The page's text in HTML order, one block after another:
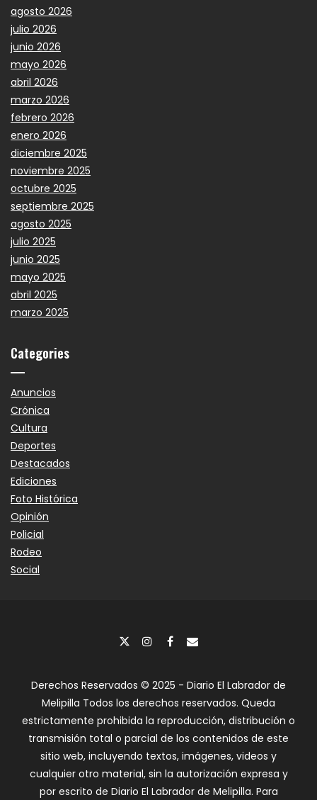
agosto 2026
julio 2026
junio 2026
mayo 2026
abril 2026
marzo 2026
febrero 2026
enero 2026
diciembre 2025
noviembre 2025
octubre 2025
septiembre 2025
agosto 2025
julio 2025
junio 2025
mayo 2025
abril 2025
marzo 2025
Categories
Anuncios
Crónica
Cultura
Deportes
Destacados
Ediciones
Foto Histórica
Opinión
Policial
Rodeo
Social
Derechos Reservados © 2025 - Diario El Labrador de
Melipilla Todos los derechos reservados. Queda
estrictamente prohibida la reproducción, distribución o
transmisión total o parcial de los contenidos de este
sitio web, incluyendo textos, imágenes, videos y
cualquier otro material, sin la autorización expresa y
por escrito de Diario El Labrador de Melipilla. Para